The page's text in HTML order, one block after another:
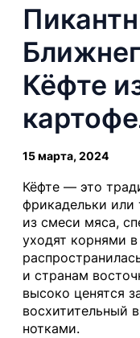
Кёфте
15 марта, 2024
Кёфте — это
фрикадельки или
из смеси мяса,
уходят корнями
и странам
высоко ценятся
восхитительный
нотками.